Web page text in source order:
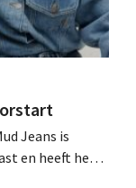
Jeans is
en heeft het